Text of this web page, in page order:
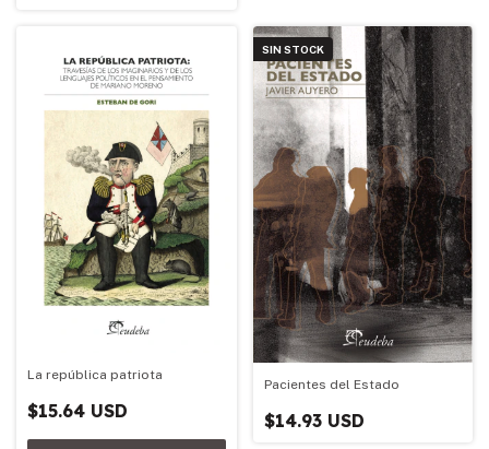
La república patriota
$15.64 USD
SIN STOCK
Pacientes del Estado
$14.93 USD